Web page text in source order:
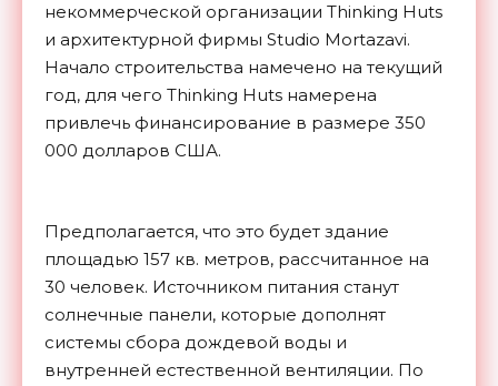
некоммерческой организации Thinking Huts
и архитектурной фирмы Studio Mortazavi.
Начало строительства намечено на текущий
год, для чего Thinking Huts намерена
привлечь финансирование в размере 350
000 долларов США.
Предполагается, что это будет здание
площадью 157 кв. метров, рассчитанное на
30 человек. Источником питания станут
солнечные панели, которые дополнят
системы сбора дождевой воды и
внутренней естественной вентиляции. По